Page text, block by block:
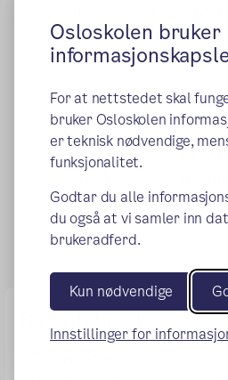
Osloskolen bruker
For at nettstedet skal
bruker Osloskolen
er teknisk nødvendige,
funksjonalitet.
Godtar du alle
du også at vi samler inn
brukeradferd.
Kun nødvendige
Innstillinger for
skolebibliotek
(ekstern
Camilla blir intervjuet av
Påskekrim 2019
Bokuka 2018
Forfatterbesøk 2019:
Forfatterbesøk 2017:
Biblioteklenker